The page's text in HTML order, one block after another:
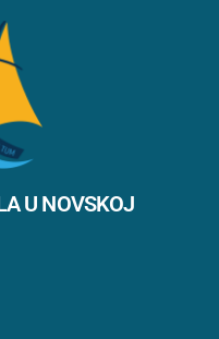
U NOVSKOJ